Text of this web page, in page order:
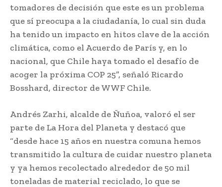
tomadores de decisión que este es un problema
que sí preocupa a la ciudadanía, lo cual sin duda
ha tenido un impacto en hitos clave de la acción
climática, como el Acuerdo de París y, en lo
nacional, que Chile haya tomado el desafío de
acoger la próxima COP 25”, señaló Ricardo
Bosshard, director de WWF Chile.
Andrés Zarhi, alcalde de Ñuñoa, valoró el ser
parte de La Hora del Planeta y destacó que
“desde hace 15 años en nuestra comuna hemos
transmitido la cultura de cuidar nuestro planeta
y ya hemos recolectado alrededor de 50 mil
toneladas de material reciclado, lo que se